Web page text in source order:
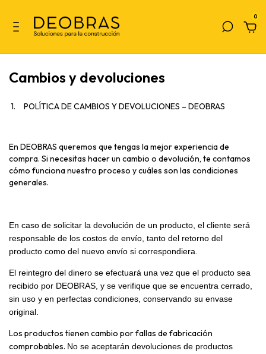
0
Cambios y devoluciones
1. POLÍTICA DE CAMBIOS Y DEVOLUCIONES – DEOBRAS
En DEOBRAS queremos que tengas la mejor experiencia de
compra. Si necesitas hacer un cambio o devolución, te contamos
cómo funciona nuestro proceso y cuáles son las condiciones
generales.
En caso de solicitar la devolución de un producto, el cliente será
responsable de los costos de envío, tanto del retorno del
producto como del nuevo envío si correspondiera.
El reintegro del dinero se efectuará una vez que el producto sea
recibido por DEOBRAS, y se verifique que se encuentra cerrado,
sin uso y en perfectas condiciones, conservando su envase
original.
Los productos tienen cambio por fallas de fabricación
comprobables. No se aceptarán devoluciones de productos